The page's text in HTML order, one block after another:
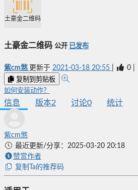
土豪金二维码
土豪金二维码 公开 已发布
紫cm煞 更新于 2021-03-18 20:55 0
复制到剪贴板
如何安装动作？
信息 版本2 讨论0 统计
紫cm煞
最近更新/分享：2025-03-20 20:18
赞赏作者
复制Ta的推荐码